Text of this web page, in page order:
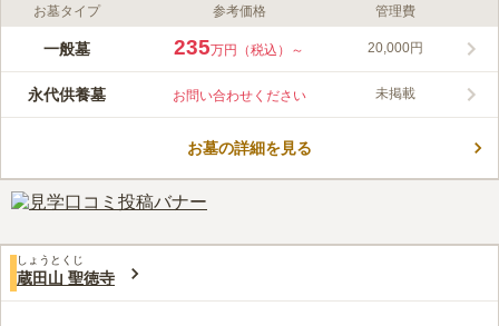
ライフドット編集部のコメント
「恵比寿駅」から徒歩5分というアクセスの良さが強みです。渋
べ地蔵」が門前で迎えてくれます。永代供養塔という合同墓があ
るので後継者のいない方でも安心。一般墓所のお求めには曹洞宗
みんなの評価
4.6 口コミ1件
30代男性
周りはビルに囲まれて静かです。霊園内も掃除されてて綺麗でし
口コミの続きを読む
お墓タイプ 参考価格 管理費
一般墓 235万円（税込）～ 20,000円
永代供養墓 お問い合わせください 未掲載
お墓の詳細を見る
しょうとくじ
蔵田山 聖徳寺